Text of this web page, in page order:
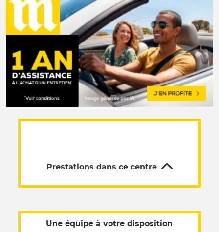
Prestations dans ce centre
Une équipe à votre disposition